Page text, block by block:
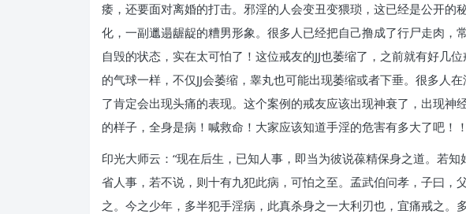
痿，还要面对离婚的打击。邪淫的人会变丑变猥琐，这已经是公开
化，一副邋遢龌龊的糟男形象。很多人已经把自己撸成了行尸走肉
自毁的状态，实在太可怕了！这位戒友的JJ也萎缩了，之前就有好几
的气球一样，不仅JJ会萎缩，睾丸也可能出现萎缩或者下垂。很多人
了肯定会出现头痛的表现。这个案例的戒友应该出现神衰了，出现
的样子，全身是病！喊救命！大家应该知道手淫的危害有多大了吧！！
印光大师云：“现在后生，已知人事，即当为彼说葆精保身之道。若
省人事，若不说，则十有九犯此病，可怕之至。孟武伯问孝，子曰
之。今之少年，多半犯手淫病，此真杀身之一大利刃也，宜痛戒之